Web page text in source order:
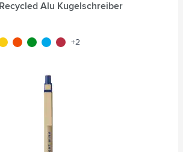
Alu Kugelschreiber
orangevert clairbleu clair
rouge+2